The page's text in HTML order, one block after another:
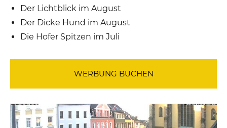
Der Lichtblick im August
Der Dicke Hund im August
Die Hofer Spitzen im Juli
WERBUNG BUCHEN